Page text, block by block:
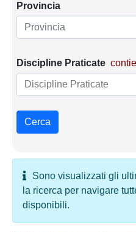
Provincia
Provincia
Discipline Praticate
Cerca
Sono visualizzati gli
la ricerca per navigare
disponibili.